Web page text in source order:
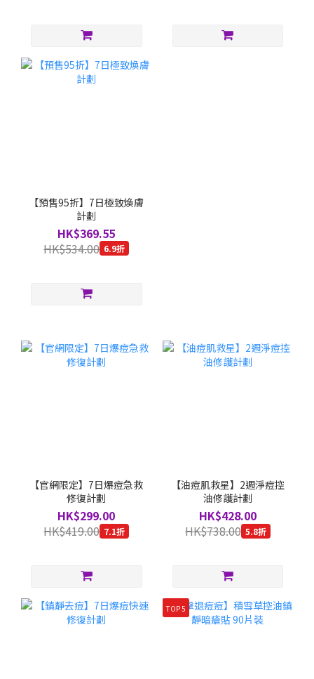
【預售95折】7日極致煥膚
計劃
HK$369.55
HK$534.00 6.9折
【官網限定】7日爆痘急救
修復計劃
HK$299.00
HK$419.00 7.1折
【油痘肌救星】2週淨痘控
油修護計劃
HK$428.00
HK$738.00 5.8折
TOP 5